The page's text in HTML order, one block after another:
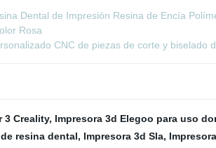
Dental de Impresión Resina de Encía
Rosa
CNC de piezas de corte y biselado
3 Creality, Impresora 3d Elegoo para uso
resina dental, Impresora 3d Sla,